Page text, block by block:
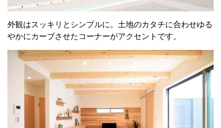
外観はスッキリとシンプルに。土地のカタチに合わせゆる
やかにカーブさせたコーナーがアクセントです。